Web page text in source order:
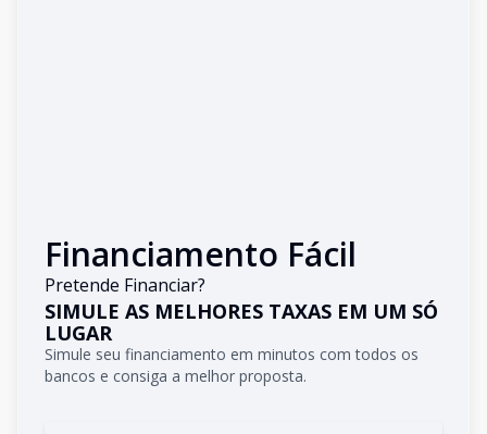
Financiamento Fácil
Pretende Financiar?
SIMULE AS MELHORES TAXAS EM UM SÓ
LUGAR
Simule seu financiamento em minutos com todos os
bancos e consiga a melhor proposta.